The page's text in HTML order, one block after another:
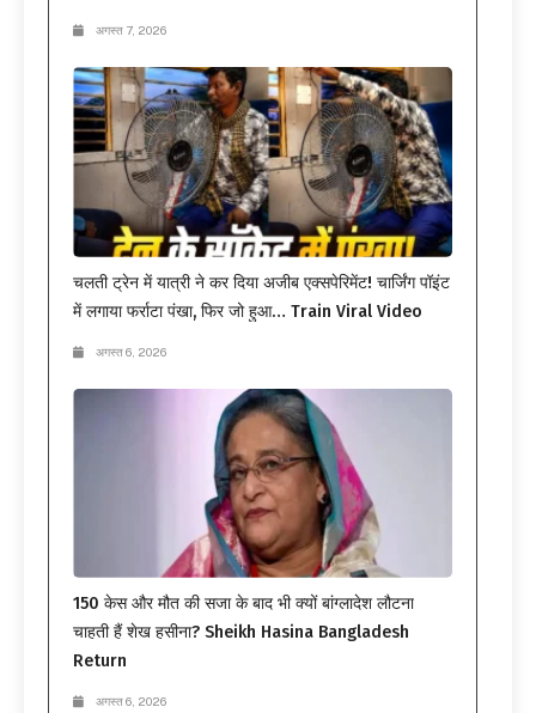
अगस्त 7, 2026
चलती ट्रेन में यात्री ने कर दिया अजीब एक्सपेरिमेंट! चार्जिंग पॉइंट
में लगाया फर्राटा पंखा, फिर जो हुआ… Train Viral Video
अगस्त 6, 2026
150 केस और मौत की सजा के बाद भी क्यों बांग्लादेश लौटना
चाहती हैं शेख हसीना? Sheikh Hasina Bangladesh
Return
अगस्त 6, 2026